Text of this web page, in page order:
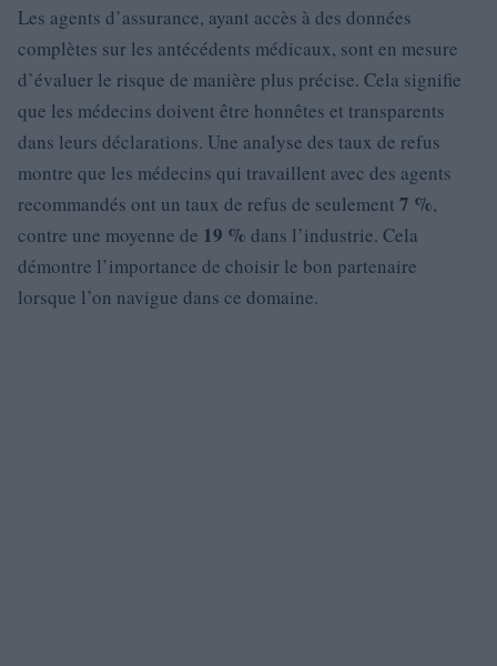
Les agents d’assurance, ayant accès à des données
complètes sur les antécédents médicaux, sont en mesure
d’évaluer le risque de manière plus précise. Cela signifie
que les médecins doivent être honnêtes et transparents
dans leurs déclarations. Une analyse des taux de refus
montre que les médecins qui travaillent avec des agents
recommandés ont un taux de refus de seulement 7 %,
contre une moyenne de 19 % dans l’industrie. Cela
démontre l’importance de choisir le bon partenaire
lorsque l’on navigue dans ce domaine.